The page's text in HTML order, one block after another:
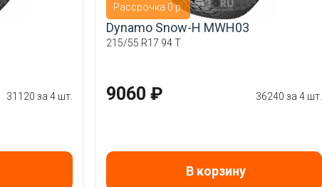
31120 за 4 шт.
Рассрочка 0 р.
Dynamo Snow-H MWH03
215/55 R17 94 T
9060 ₽ 36240 за 4 шт.
В корзину